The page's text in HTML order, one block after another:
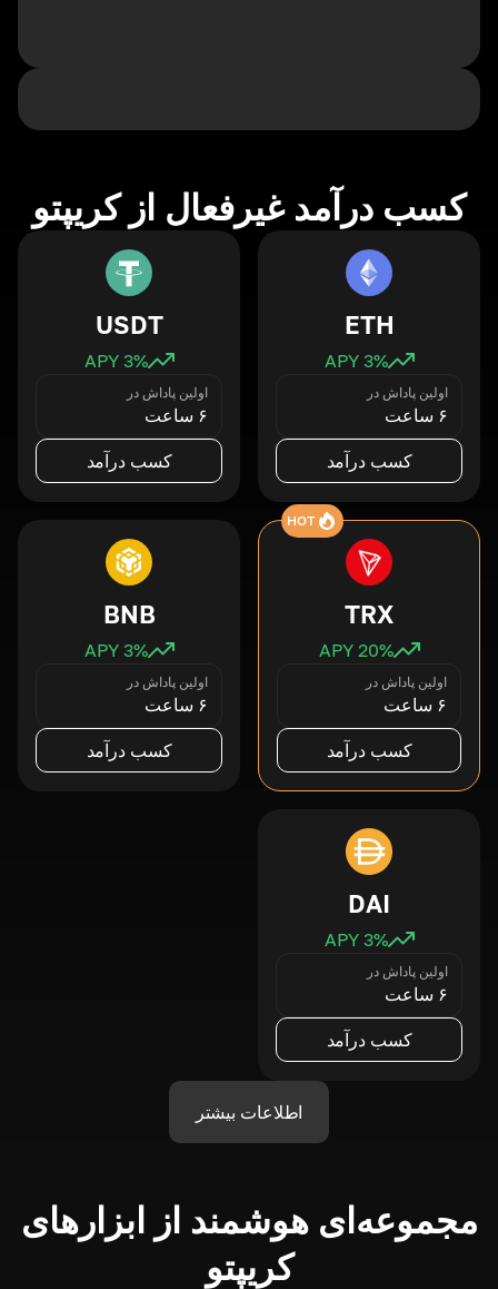
کسب درآمد غیرفعال از کریپتو
ETH
3% APY
اولین پاداش در
۶ ساعت
کسب درآمد
USDT
3% APY
اولین پاداش در
۶ ساعت
کسب درآمد
HOT
TRX
20% APY
اولین پاداش در
۶ ساعت
کسب درآمد
BNB
3% APY
اولین پاداش در
۶ ساعت
کسب درآمد
DAI
3% APY
اولین پاداش در
۶ ساعت
کسب درآمد
اطلاعات بیشتر
مجموعه‌ای هوشمند از ابزارهای
کریپتو